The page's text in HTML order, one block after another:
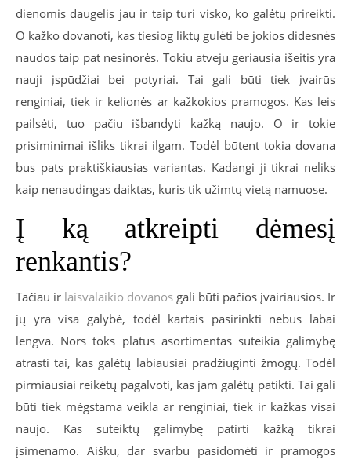
dienomis daugelis jau ir taip turi visko, ko galėtų prireikti.
O kažko dovanoti, kas tiesiog liktų gulėti be jokios didesnės
naudos taip pat nesinorės. Tokiu atveju geriausia išeitis yra
nauji įspūdžiai bei potyriai. Tai gali būti tiek įvairūs
renginiai, tiek ir kelionės ar kažkokios pramogos. Kas leis
pailsėti, tuo pačiu išbandyti kažką naujo. O ir tokie
prisiminimai išliks tikrai ilgam. Todėl būtent tokia dovana
bus pats praktiškiausias variantas. Kadangi ji tikrai neliks
kaip nenaudingas daiktas, kuris tik užimtų vietą namuose.
Į ką atkreipti dėmesį
renkantis?
Tačiau ir laisvalaikio dovanos gali būti pačios įvairiausios. Ir
jų yra visa galybė, todėl kartais pasirinkti nebus labai
lengva. Nors toks platus asortimentas suteikia galimybę
atrasti tai, kas galėtų labiausiai pradžiuginti žmogų. Todėl
pirmiausiai reikėtų pagalvoti, kas jam galėtų patikti. Tai gali
būti tiek mėgstama veikla ar renginiai, tiek ir kažkas visai
naujo. Kas suteiktų galimybę patirti kažką tikrai
įsimenamo. Aišku, dar svarbu pasidomėti ir pramogos